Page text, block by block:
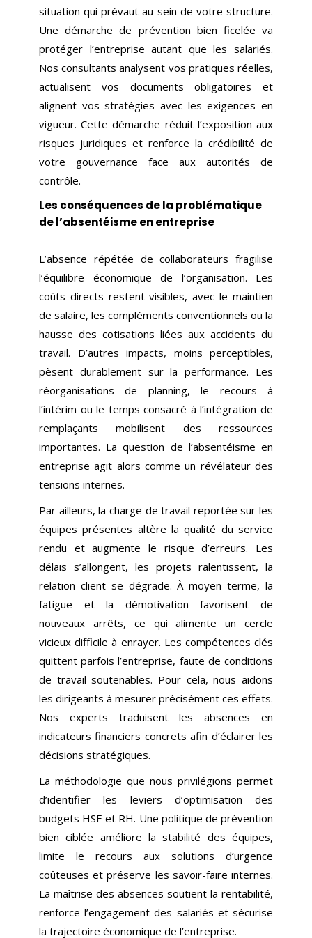
situation qui prévaut au sein de votre structure.
Une démarche de prévention bien ficelée va
protéger l’entreprise autant que les salariés.
Nos consultants analysent vos pratiques réelles,
actualisent vos documents obligatoires et
alignent vos stratégies avec les exigences en
vigueur. Cette démarche réduit l’exposition aux
risques juridiques et renforce la crédibilité de
votre gouvernance face aux autorités de
contrôle.
Les conséquences de la problématique
de l’absentéisme en entreprise
L’absence répétée de collaborateurs fragilise
l’équilibre économique de l’organisation. Les
coûts directs restent visibles, avec le maintien
de salaire, les compléments conventionnels ou la
hausse des cotisations liées aux accidents du
travail. D’autres impacts, moins perceptibles,
pèsent durablement sur la performance. Les
réorganisations de planning, le recours à
l’intérim ou le temps consacré à l’intégration de
remplaçants mobilisent des ressources
importantes. La question de l’absentéisme en
entreprise agit alors comme un révélateur des
tensions internes.
Par ailleurs, la charge de travail reportée sur les
équipes présentes altère la qualité du service
rendu et augmente le risque d’erreurs. Les
délais s’allongent, les projets ralentissent, la
relation client se dégrade. À moyen terme, la
fatigue et la démotivation favorisent de
nouveaux arrêts, ce qui alimente un cercle
vicieux difficile à enrayer. Les compétences clés
quittent parfois l’entreprise, faute de conditions
de travail soutenables. Pour cela, nous aidons
les dirigeants à mesurer précisément ces effets.
Nos experts traduisent les absences en
indicateurs financiers concrets afin d’éclairer les
décisions stratégiques.
La méthodologie que nous privilégions permet
d’identifier les leviers d’optimisation des
budgets HSE et RH. Une politique de prévention
bien ciblée améliore la stabilité des équipes,
limite le recours aux solutions d’urgence
coûteuses et préserve les savoir-faire internes.
La maîtrise des absences soutient la rentabilité,
renforce l’engagement des salariés et sécurise
la trajectoire économique de l’entreprise.